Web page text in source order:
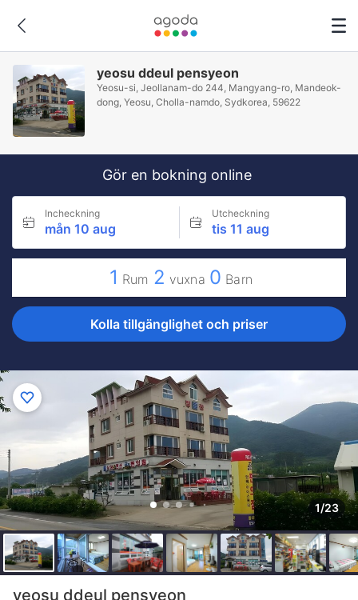
yeosu ddeul pensyeon
Yeosu-si, Jeollanam-do 244, Mangyang-ro, Mandeok-
dong, Yeosu, Cholla-namdo, Sydkorea, 59622
Gör en bokning online
Incheckning
mån 10 aug
Utcheckning
tis 11 aug
1 Rum 2 vuxna 0 Barn
Kolla tillgänglighet och priser
1/23
yeosu ddeul pensyeon
Stjärnklassificering: 2.5 stjärnor